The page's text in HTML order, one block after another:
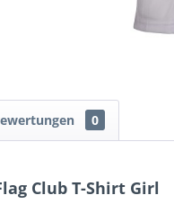
0
Club T-Shirt Girl